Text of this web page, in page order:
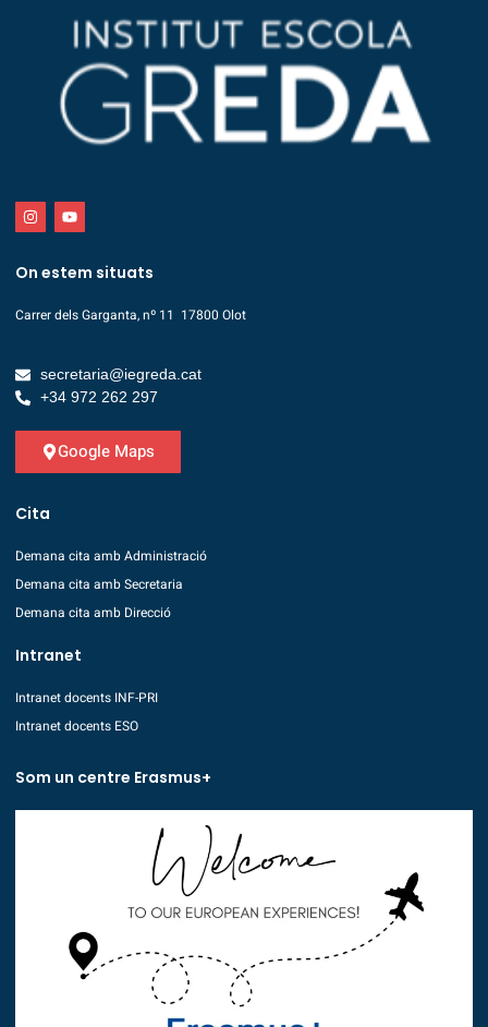
On estem situats
Carrer dels Garganta, nº 11 17800 Olot
secretaria@iegreda.cat
+34 972 262 297
Google Maps
Cita
Demana cita amb Administració
Demana cita amb Secretaria
Demana cita amb Direcció
Intranet
Intranet docents INF-PRI
Intranet docents ESO
Som un centre Erasmus+